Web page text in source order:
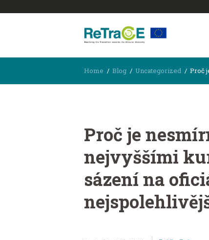
Home Blog Uncategorized Proč
Proč je
nejvyššími
sázení na